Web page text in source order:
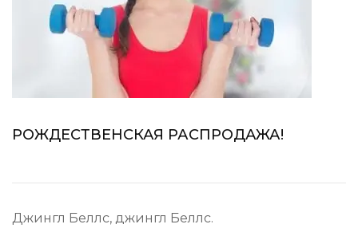
РОЖДЕСТВЕНСКАЯ РАСПРОДАЖА!
Джингл Беллс, джингл Беллс.